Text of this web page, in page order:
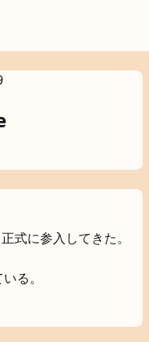
式に参入してきた。
る。